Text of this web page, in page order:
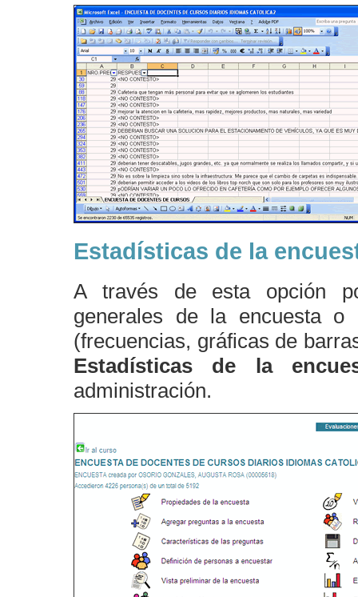
Estadísticas de la
A través de esta opción
generales de la encuesta
(frecuencias, gráficas de
Estadísticas de la
administración.